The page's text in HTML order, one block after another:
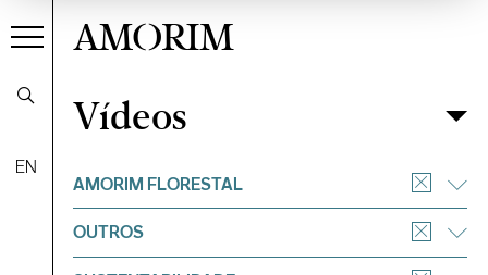
EN
AMORIM
VídeosFiltrar
Vídeos
AMORIM FLORESTAL
OUTROS